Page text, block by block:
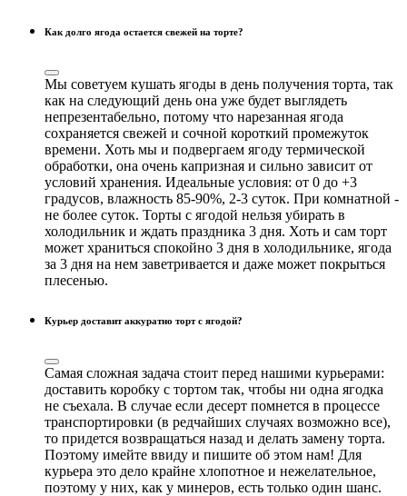
Как долго ягода остается свежей на торте?
Мы советуем кушать ягоды в день получения торта, так
как на следующий день она уже будет выглядеть
непрезентабельно, потому что нарезанная ягода
сохраняется свежей и сочной короткий промежуток
времени. Хоть мы и подвергаем ягоду термической
обработки, она очень капризная и сильно зависит от
условий хранения. Идеальные условия: от 0 до +3
градусов, влажность 85-90%, 2-3 суток. При комнатной -
не более суток. Торты с ягодой нельзя убирать в
холодильник и ждать праздника 3 дня. Хоть и сам торт
может храниться спокойно 3 дня в холодильнике, ягода
за 3 дня на нем заветривается и даже может покрыться
плесенью.
Курьер доставит аккуратно торт с ягодой?
Самая сложная задача стоит перед нашими курьерами:
доставить коробку с тортом так, чтобы ни одна ягодка
не съехала. В случае если десерт помнется в процессе
транспортировки (в редчайших случаях возможно все),
то придется возвращаться назад и делать замену торта.
Поэтому имейте ввиду и пишите об этом нам! Для
курьера это дело крайне хлопотное и нежелательное,
поэтому у них, как у минеров, есть только один шанс.